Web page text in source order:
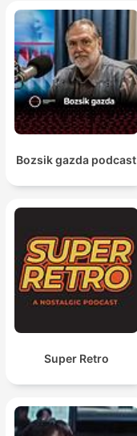
Bozsik gazda podcast
Super Retro